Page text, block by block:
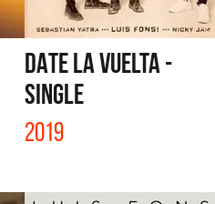
DATE LA VUELTA -
SINGLE
2019